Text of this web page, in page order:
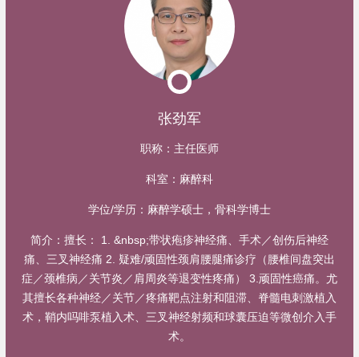
张劲军
职称： 主任医师
科室： 麻醉科
学位/学历： 麻醉学硕士，骨科学博士
简介： 擅长： 1. &nbsp;带状疱疹神经痛、手术／创伤后神经
痛、三叉神经痛 2. 疑难/顽固性颈肩腰腿痛诊疗（腰椎间盘突出
症／颈椎病／关节炎／肩周炎等退变性疼痛） 3.顽固性癌痛。尤
其擅长各种神经／关节／疼痛靶点注射和阻滞、脊髓电刺激植入
术，鞘内吗啡泵植入术、三叉神经射频和球囊压迫等微创介入手
术。